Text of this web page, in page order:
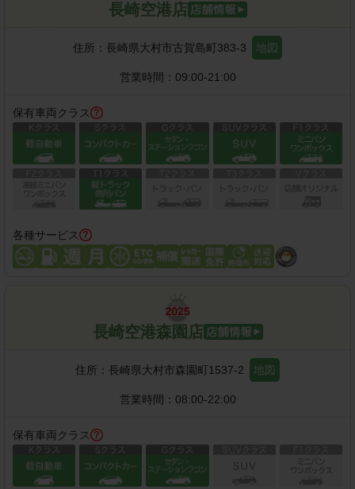
長崎空港店
住所： 長崎県大村市古賀島町383-3 地図
営業時間： 09:00-21:00
保有車両クラス
各種サービス
長崎空港森園店
住所： 長崎県大村市森園町1537-2 地図
営業時間： 08:00-22:00
保有車両クラス